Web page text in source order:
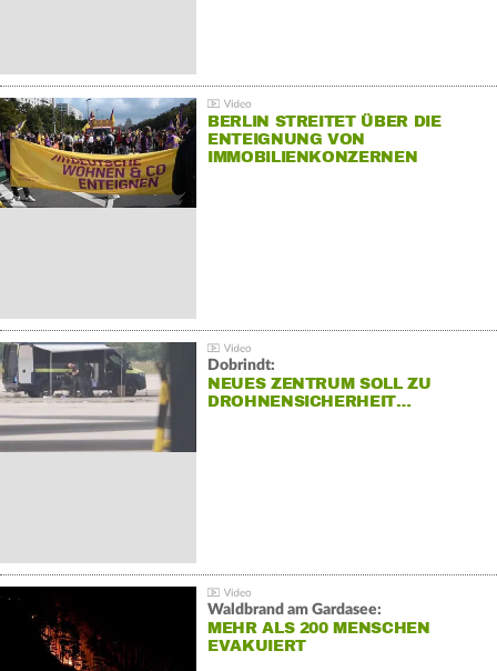
BERLIN STREITET ÜBER DIE
ENTEIGNUNG VON
IMMOBILIENKONZERNEN
Dobrindt:
NEUES ZENTRUM SOLL ZU
DROHNENSICHERHEIT…
Waldbrand am Gardasee:
MEHR ALS 200 MENSCHEN
EVAKUIERT